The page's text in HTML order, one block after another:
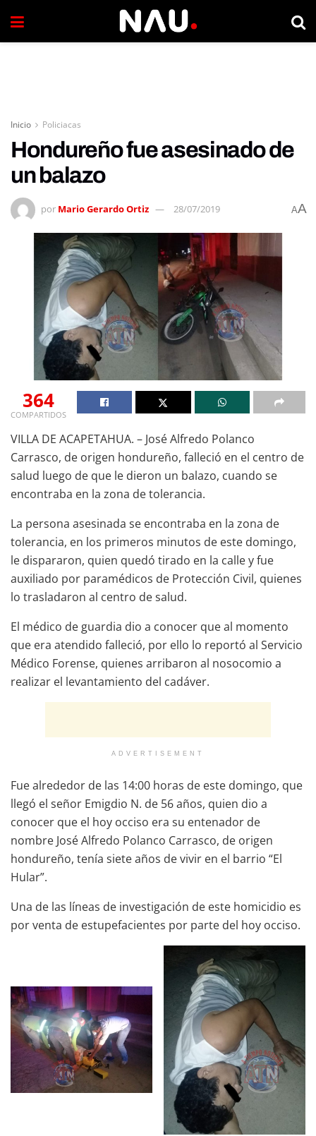
Inicio Policiacas
Hondureño fue asesinado de
un balazo
por Mario Gerardo Ortiz 28/07/2019 AA
364
COMPARTIDOS
VILLA DE ACAPETAHUA. – José Alfredo Polanco
Carrasco, de origen hondureño, falleció en el centro de
salud luego de que le dieron un balazo, cuando se
encontraba en la zona de tolerancia.
La persona asesinada se encontraba en la zona de
tolerancia, en los primeros minutos de este domingo,
le dispararon, quien quedó tirado en la calle y fue
auxiliado por paramédicos de Protección Civil, quienes
lo trasladaron al centro de salud.
El médico de guardia dio a conocer que al momento
que era atendido falleció, por ello lo reportó al Servicio
Médico Forense, quienes arribaron al nosocomio a
realizar el levantamiento del cadáver.
ADVERTISEMENT
Fue alrededor de las 14:00 horas de este domingo, que
llegó el señor Emigdio N. de 56 años, quien dio a
conocer que el hoy occiso era su entenador de
nombre José Alfredo Polanco Carrasco, de origen
hondureño, tenía siete años de vivir en el barrio “El
Hular”.
Una de las líneas de investigación de este homicidio es
por venta de estupefacientes por parte del hoy occiso.